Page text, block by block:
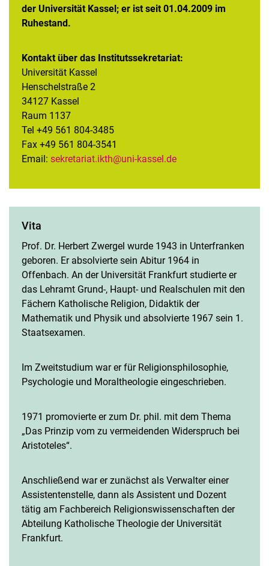
Lehre
Informationen zu den Praxisphasen im Fach Katholische Religion
Prüfungen
Links
Kontakt
der Universität Kassel; er ist seit 01.04.2009 im
Ruhestand.
Kontakt über das Institutssekretariat:
Universität Kassel
Henschelstraße 2
34127 Kassel
Raum 1137
Tel +49 561 804-3485
Fax +49 561 804-3541
Email: sekretariat.ikth@uni-kassel.de
Vita
Prof. Dr. Herbert Zwergel wurde 1943 in Unterfranken
geboren. Er absolvierte sein Abitur 1964 in
Offenbach. An der Universität Frankfurt studierte er
das Lehramt Grund-, Haupt- und Realschulen mit den
Fächern Katholische Religion, Didaktik der
Mathematik und Physik und absolvierte 1967 sein 1.
Staatsexamen.
Im Zweitstudium war er für Religionsphilosophie,
Psychologie und Moraltheologie eingeschrieben.
1971 promovierte er zum Dr. phil. mit dem Thema
„Das Prinzip vom zu vermeidenden Widerspruch bei
Aristoteles“.
Anschließend war er zunächst als Verwalter einer
Assistentenstelle, dann als Assistent und Dozent
tätig am Fachbereich Religionswissenschaften der
Abteilung Katholische Theologie der Universität
Frankfurt.